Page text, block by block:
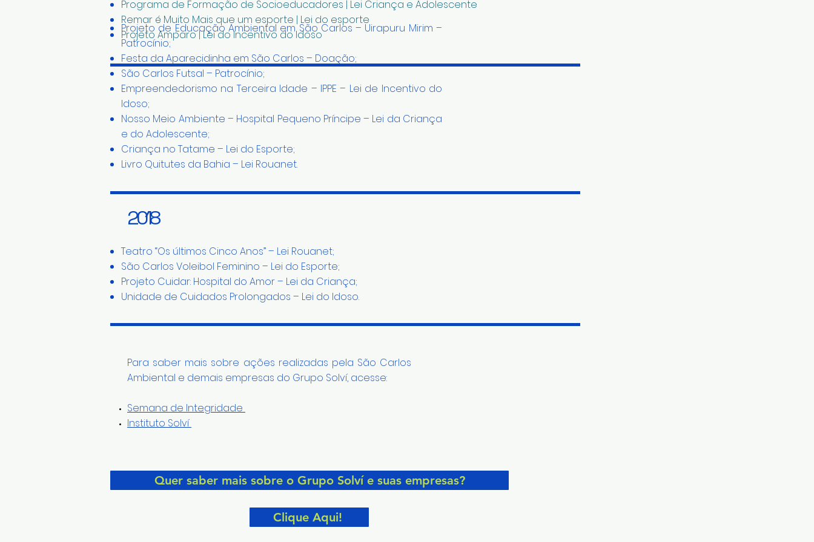
Projeto de Educação Ambiental em São Carlos – Uirapuru Mirim –
Patrocínio;
Festa da Aparecidinha em São Carlos – Doação;
São Carlos Futsal – Patrocínio;
Empreendedorismo na Terceira Idade – IPPE – Lei de Incentivo do
Idoso;
Nosso Meio Ambiente – Hospital Pequeno Príncipe – Lei da Criança
e do Adolescente;
Criança no Tatame – Lei do Esporte;
Livro Quitutes da Bahia – Lei Rouanet.
Programa de Formação de Socioeducadores | Lei Criança e Adolescente
Remar é Muito Mais que um esporte | Lei do esporte
Projeto Amparo | Lei do Incentivo do Idoso
2018
Teatro “Os últimos Cinco Anos” – Lei Rouanet;
São Carlos Voleibol Feminino – Lei do Esporte;
Projeto Cuidar: Hospital do Amor – Lei da Criança;
Unidade de Cuidados Prolongados – Lei do Idoso.
Para saber mais sobre ações realizadas pela São Carlos
Ambiental e demais empresas do Grupo Solví, acesse:
Semana de Integridade
Instituto Solví
Quer saber mais sobre o Grupo Solví e suas empresas?
Clique Aqui! ​